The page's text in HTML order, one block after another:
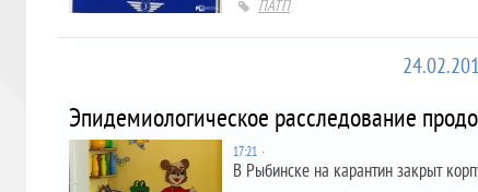
ПАТП
Эпидемиологическое расследование
17:21 ∙
В Рыбинске на карантин закрыт